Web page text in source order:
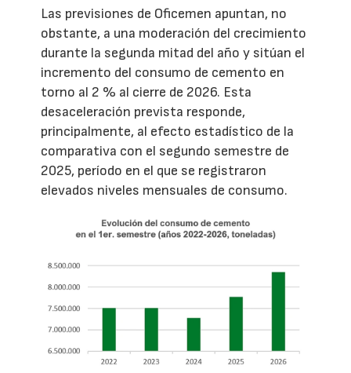
Las previsiones de Oficemen apuntan, no
obstante, a una moderación del crecimiento
durante la segunda mitad del año y sitúan el
incremento del consumo de cemento en
torno al 2 % al cierre de 2026. Esta
desaceleración prevista responde,
principalmente, al efecto estadístico de la
comparativa con el segundo semestre de
2025, período en el que se registraron
elevados niveles mensuales de consumo.